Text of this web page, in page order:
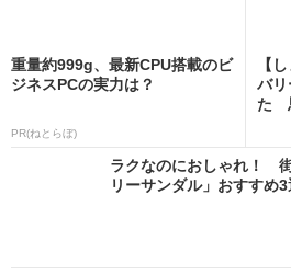
重量約999g、最新CPU搭載のビ
ジネスPCの実力は？
PR(ねとらぼ)
【
バリ
た
ラクなのにおしゃれ！
リーサンダル」おすすめ